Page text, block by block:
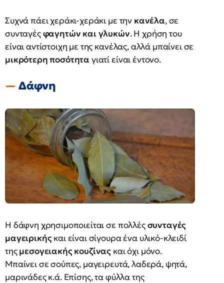
Συχνά πάει χεράκι-χεράκι με την κανέλα, σε
συνταγέςφαγητών και γλυκών. Η χρήση του
είναι αντίστοιχη με της κανέλας, αλλά μπαίνει σε
μικρότερη ποσότητα γιατί είναι έντονο.
Δάφνη
Η δάφνη χρησιμοποιείται σε πολλέςσυνταγές
μαγειρικήςκαι είναι σίγουρα ένα υλικό-κλειδί
τηςμεσογειακής κουζίνας και όχι μόνο.
Μπαίνει σε σούπες, μαγειρευτά, λαδερά, ψητά,
μαρινάδες κ.ά. Επίσης, τα φύλλα της